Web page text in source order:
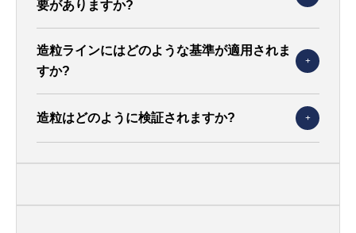
要がありますか?
造粒ラインにはどのような基準が適用されま
すか?
造粒はどのように検証されますか?